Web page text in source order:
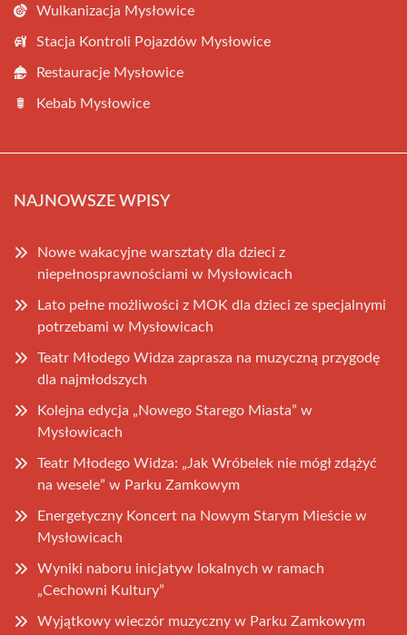
Wulkanizacja Mysłowice
Stacja Kontroli Pojazdów Mysłowice
Restauracje Mysłowice
Kebab Mysłowice
NAJNOWSZE WPISY
Nowe wakacyjne warsztaty dla dzieci z
niepełnosprawnościami w Mysłowicach
Lato pełne możliwości z MOK dla dzieci ze specjalnymi
potrzebami w Mysłowicach
Teatr Młodego Widza zaprasza na muzyczną przygodę
dla najmłodszych
Kolejna edycja „Nowego Starego Miasta” w
Mysłowicach
Teatr Młodego Widza: „Jak Wróbelek nie mógł zdążyć
na wesele” w Parku Zamkowym
Energetyczny Koncert na Nowym Starym Mieście w
Mysłowicach
Wyniki naboru inicjatyw lokalnych w ramach
„Cechowni Kultury”
Wyjątkowy wieczór muzyczny w Parku Zamkowym